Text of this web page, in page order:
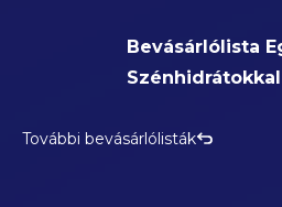
Bevásárlólista
Szénhidrátokkal
További bevásárlólisták